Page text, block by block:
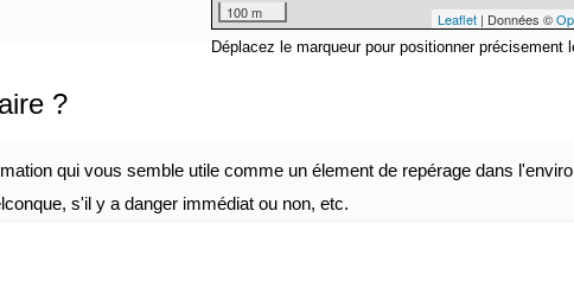
100 m Leaflet| Données ©
Déplacez le marqueur pour positionner précisement
?
qui vous semble utile comme un élement de repérage dans
s'il y a danger immédiat ou non, etc.